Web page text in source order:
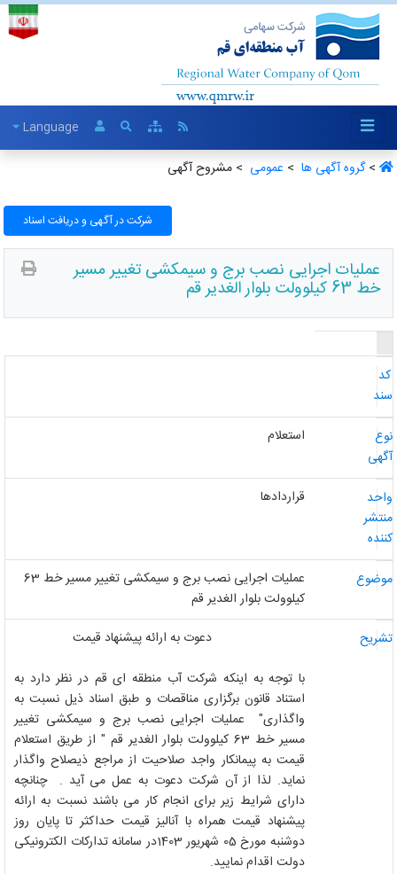
Language
>گروه آگهی ها ‏>عمومی ‏> مشروح آگهی
شرکت در آگهی و دریافت اسناد
عملیات اجرایی نصب برج و سیمکشی تغییر مسیر
خط 63 کیلوولت بلوار الغدیر قم
استعلام
قراردادها
عملیات اجرایی نصب برج و سیمکشی تغییر مسیر خط 63
کیلوولت بلوار الغدیر قم
دعوت به ارائه پیشنهاد قیمت
با توجه به اینکه شرکت آب منطقه ای قم در نظر دارد به
استناد قانون برگزاری مناقصات و طبق اسناد ذیل نسبت به
واگذاری" عملیات اجرایی نصب برج و سیمکشی تغییر
مسیر خط 63 کیلوولت بلوار الغدیر قم " از طریق استعلام
قیمت به پیمانکار واجد صلاحیت از مراجع ذیصلاح واگذار
نماید. لذا از آن شرکت دعوت به عمل می آید . چنانچه
دارای شرایط زیر برای انجام کار می باشند نسبت به ارائه
پیشنهاد قیمت همراه با آنالیز قیمت حداکثر تا پایان روز
دوشنبه مورخ 05 شهریور 1403در سامانه تدارکات الکترونیکی
دولت اقدام نمایید.